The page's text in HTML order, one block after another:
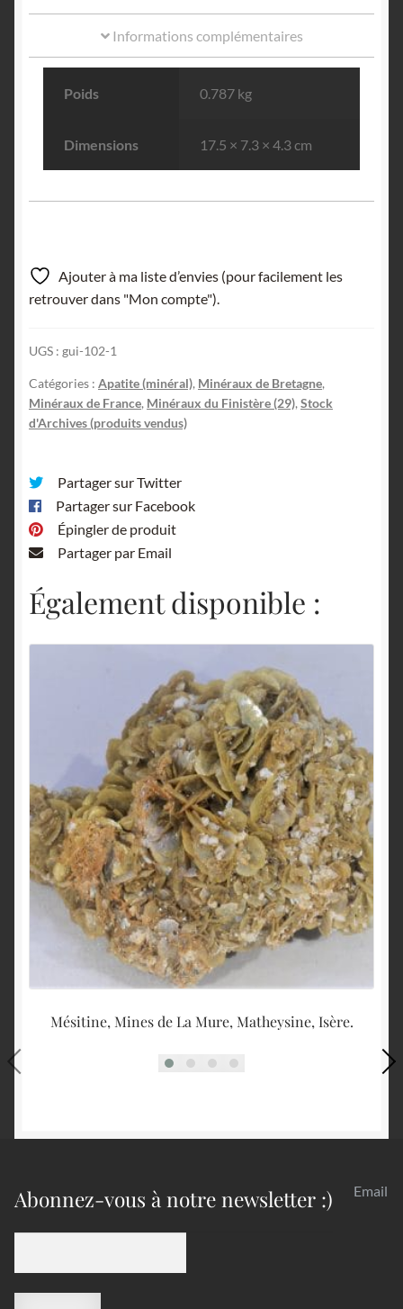
Informations complémentaires
Poids 0.787 kg
Dimensions 17.5 × 7.3 × 4.3 cm
Ajouter à ma liste d’envies (pour facilement les
retrouver dans "Mon compte").
UGS : gui-102-1
Catégories : Apatite (minéral), Minéraux de Bretagne,
Minéraux de France, Minéraux du Finistère (29), Stock
d'Archives (produits vendus)
Partager sur Twitter
Partager sur Facebook
Épingler de produit
Partager par Email
Également disponible :
Mésitine, Mines de La Mure, Matheysine, Isère.
Abonnez-vous à notre newsletter :) Email